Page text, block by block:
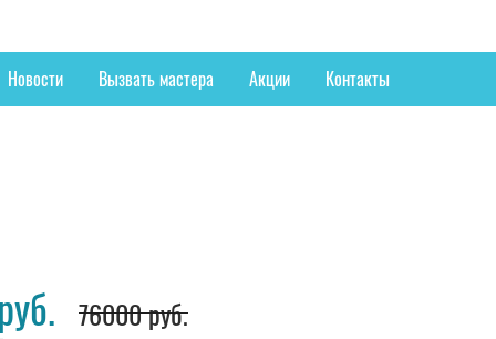
Новости Вызвать мастера Акции Контакты
76000 руб.